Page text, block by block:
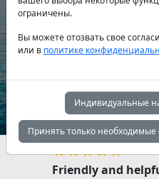
Тип яхты:
★★★★★
Friendly and
ограничены.
Вы можете отозвать свое
или в политике
Индивидуальные
Принять только